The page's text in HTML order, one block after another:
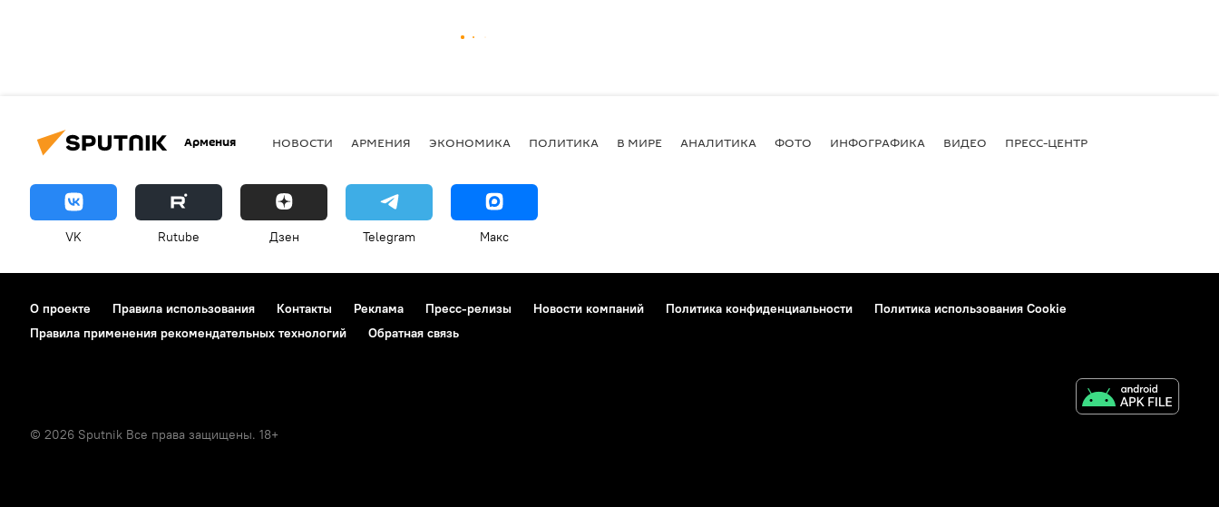
Армения НОВОСТИ АРМЕНИЯ ЭКОНОМИКА ПОЛИТИКА В МИРЕ АНАЛИТИКА ФОТО ИНФОГРАФИКА ВИДЕО ПРЕСС-ЦЕНТР
VK Rutube Дзен Telegram Макс
О проекте Правила использования Контакты Реклама Пресс-релизы Новости компаний Политика конфиденциальности
Политика использования Cookie
Правила применения рекомендательных технологий
Обратная связь
© 2026 Sputnik Все права защищены. 18+